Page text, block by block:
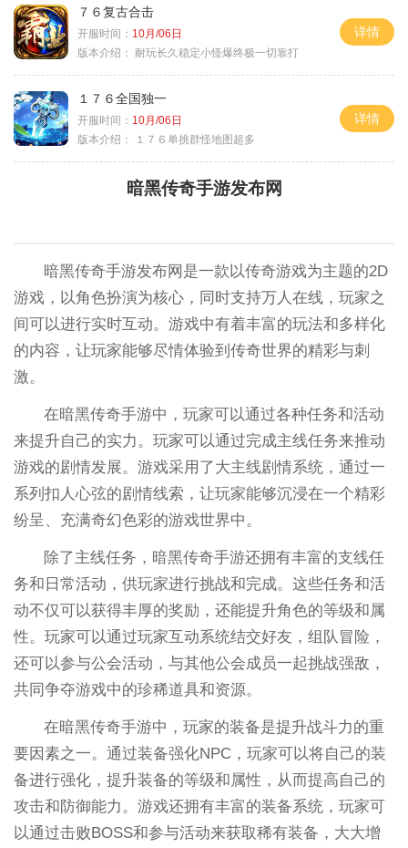
７６复古合击
开服时间： 10月/06日
版本介绍： 耐玩长久稳定小怪爆终极一切靠打
详情
１７６全国独一
开服时间： 10月/06日
版本介绍：
１７６单挑群怪地图超多
详情
暗黑传奇手游发布网
暗黑传奇手游发布网是一款以传奇游戏为主题的2D
游戏，以角色扮演为核心，同时支持万人在线，玩家之
间可以进行实时互动。游戏中有着丰富的玩法和多样化
的内容，让玩家能够尽情体验到传奇世界的精彩与刺
激。
在暗黑传奇手游中，玩家可以通过各种任务和活动
来提升自己的实力。玩家可以通过完成主线任务来推动
游戏的剧情发展。游戏采用了大主线剧情系统，通过一
系列扣人心弦的剧情线索，让玩家能够沉浸在一个精彩
纷呈、充满奇幻色彩的游戏世界中。
除了主线任务，暗黑传奇手游还拥有丰富的支线任
务和日常活动，供玩家进行挑战和完成。这些任务和活
动不仅可以获得丰厚的奖励，还能提升角色的等级和属
性。玩家可以通过玩家互动系统结交好友，组队冒险，
还可以参与公会活动，与其他公会成员一起挑战强敌，
共同争夺游戏中的珍稀道具和资源。
在暗黑传奇手游中，玩家的装备是提升战斗力的重
要因素之一。通过装备强化NPC，玩家可以将自己的装
备进行强化，提升装备的等级和属性，从而提高自己的
攻击和防御能力。游戏还拥有丰富的装备系统，玩家可
以通过击败BOSS和参与活动来获取稀有装备，大大增